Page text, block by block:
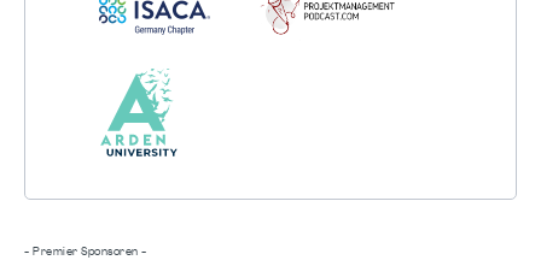
- Premier Sponsoren -